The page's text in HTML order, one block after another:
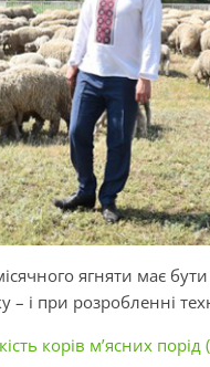
ягняти має бути
і при розробленні
корів м’ясних